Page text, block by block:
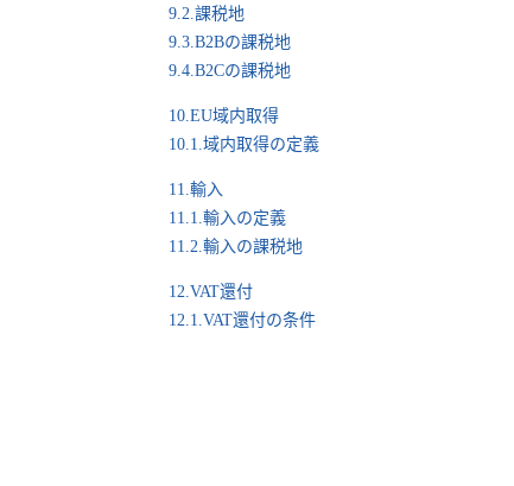
9.2.課税地
9.3.B2Bの課税地
9.4.B2Cの課税地
10.EU域内取得
10.1.域内取得の定義
11.輸入
11.1.輸入の定義
11.2.輸入の課税地
12.VAT還付
12.1.VAT還付の条件